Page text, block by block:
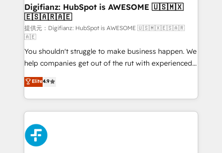
Transformation / Web Development • RevOps &
Sales Consulting • Marketing Automation What
makes us different? 🚀 Top 0.5% of global HubSpot
agencies ⚙️ The strongest technical ability and
integration capabilities 💼 Consultative, long-term
partners who will embed ourselves into your
business, processes and systems 🏢 We specialise in
working with mid-market and enterprise
organisations, global organisations and those with
complex use cases 🏆 CRM Implementation,
Platform Enablement, Custom Integration and
Onboarding Accredited 🔐 ISO27001 & ISO9001
Certified
Digifianz: HubSpot is AWESOME 🇺🇸🇲🇽
🇪🇸🇦🇷🇦🇪
提供元：Digifianz: HubSpot is AWESOME 🇺🇸🇲🇽🇪🇸🇦🇷
🇦🇪
You shouldn't struggle to make business happen. We
help companies get out of the rut with experienced,
process-oriented teams implementing HubSpot
Marketing, Sales, Service, CMS and Operations Hub,
so selling and actually engaging with your customers
feels easy and pain-free. We are a top ranked
HubSpot Elite Partner, winner of Rookie of the Year
and Customer First Awards, 4.9/5 rating in HubSpot
Reviews and 4.9/5 rating in Clutch Reviews. Digifianz
Elite4.9